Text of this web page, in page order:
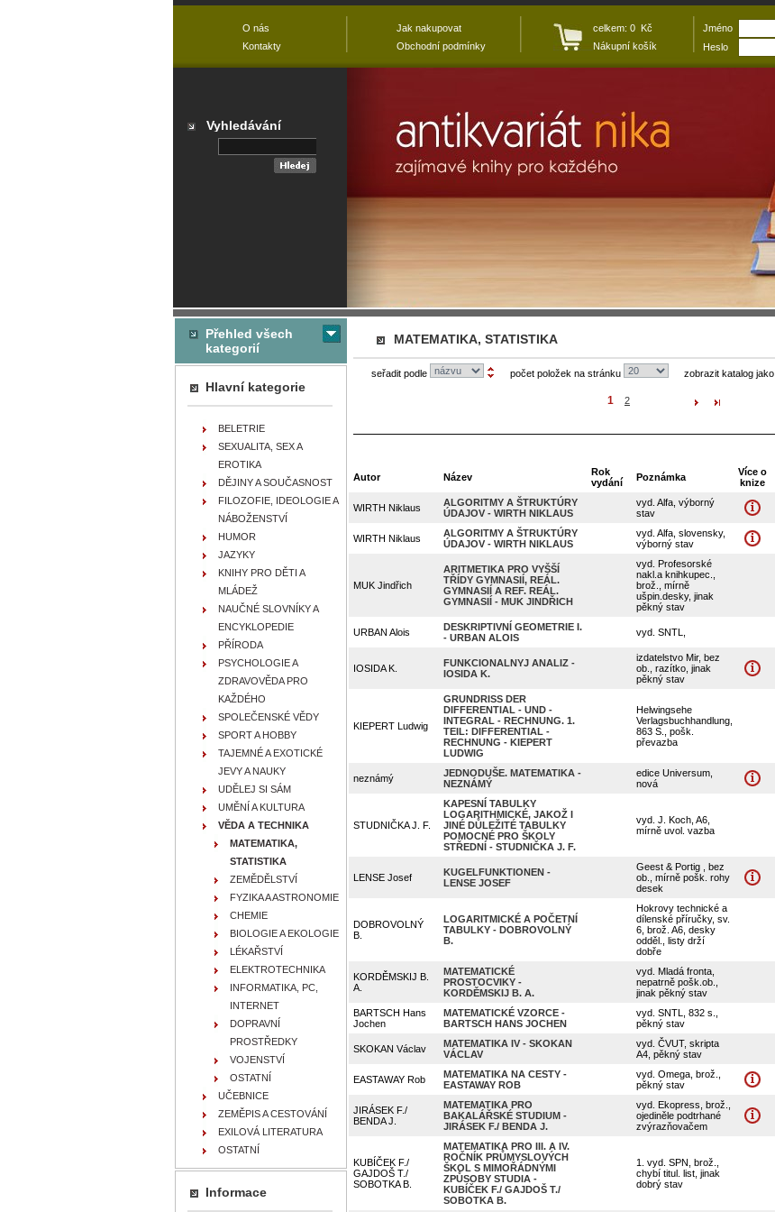
MATEMATIKA, STATISTIKA
seřadit podle počet položek na stránku zobrazit katalog jako
1 2
Autor Název
Rok
vydání
Poznámka
Více o
knize
WIRTH Niklaus
ALGORITMY A ŠTRUKTÚRY
ÚDAJOV - WIRTH NIKLAUS
vyd. Alfa, výborný
stav
WIRTH Niklaus
ALGORITMY A ŠTRUKTÚRY
ÚDAJOV - WIRTH NIKLAUS
vyd. Alfa, slovensky,
výborný stav
MUK Jindřich
ARITMETIKA PRO VYŠŠÍ
TŘÍDY GYMNASIÍ, REÁL.
GYMNASIÍ A REF. REÁL.
GYMNASIÍ - MUK JINDŘICH
vyd. Profesorské
nakl.a knihkupec.,
brož., mírně
ušpin.desky, jinak
pěkný stav
URBAN Alois
DESKRIPTIVNÍ GEOMETRIE I.
- URBAN ALOIS
vyd. SNTL,
IOSIDA K.
FUNKCIONALNYJ ANALIZ -
IOSIDA K.
izdatelstvo Mir, bez
ob., razítko, jinak
pěkný stav
KIEPERT Ludwig
GRUNDRISS DER
DIFFERENTIAL - UND -
INTEGRAL - RECHNUNG. 1.
TEIL: DIFFERENTIAL -
RECHNUNG - KIEPERT
LUDWIG
Helwingsehe
Verlagsbuchhandlung,
863 S., pošk.
převazba
neznámý
JEDNODUŠE. MATEMATIKA -
NEZNÁMÝ
edice Universum,
nová
STUDNIČKA J. F.
KAPESNÍ TABULKY
LOGARITHMICKÉ, JAKOŽ I
JINÉ DŮLEŽITÉ TABULKY
POMOCNÉ PRO ŠKOLY
STŘEDNÍ - STUDNIČKA J. F.
vyd. J. Koch, A6,
mírně uvol. vazba
LENSE Josef
KUGELFUNKTIONEN -
LENSE JOSEF
Geest & Portig , bez
ob., mírně pošk. rohy
desek
DOBROVOLNÝ
B.
LOGARITMICKÉ A POČETNÍ
TABULKY - DOBROVOLNÝ
B.
Hokrovy technické a
dílenské příručky, sv.
6, brož. A6, desky
odděl., listy drží
dobře
KORDĚMSKIJ B.
A.
MATEMATICKÉ
PROSTOCVIKY -
KORDĚMSKIJ B. A.
vyd. Mladá fronta,
nepatrně pošk.ob.,
jinak pěkný stav
BARTSCH Hans
Jochen
MATEMATICKÉ VZORCE -
BARTSCH HANS JOCHEN
vyd. SNTL, 832 s.,
pěkný stav
SKOKAN Václav
MATEMATIKA IV - SKOKAN
VÁCLAV
vyd. ČVUT, skripta
A4, pěkný stav
EASTAWAY Rob
MATEMATIKA NA CESTY -
EASTAWAY ROB
vyd. Omega, brož.,
pěkný stav
JIRÁSEK F./
BENDA J.
MATEMATIKA PRO
BAKALÁŘSKÉ STUDIUM -
JIRÁSEK F./ BENDA J.
vyd. Ekopress, brož.,
ojediněle podtrhané
zvýrazňovačem
KUBÍČEK F./
GAJDOŠ T./
SOBOTKA B.
MATEMATIKA PRO III. A IV.
ROČNÍK PRŮMYSLOVÝCH
ŠKOL S MIMOŘÁDNÝMI
ZPŮSOBY STUDIA -
KUBÍČEK F./ GAJDOŠ T./
SOBOTKA B.
1. vyd. SPN, brož.,
chybí titul. list, jinak
dobrý stav
Přehled všech
kategorií
Hlavní kategorie
BELETRIE
SEXUALITA, SEX A
EROTIKA
DĚJINY A SOUČASNOST
FILOZOFIE, IDEOLOGIE A
NÁBOŽENSTVÍ
HUMOR
JAZYKY
KNIHY PRO DĚTI A
MLÁDEŽ
NAUČNÉ SLOVNÍKY A
ENCYKLOPEDIE
PŘÍRODA
PSYCHOLOGIE A
ZDRAVOVĚDA PRO
KAŽDÉHO
SPOLEČENSKÉ VĚDY
SPORT A HOBBY
TAJEMNÉ A EXOTICKÉ
JEVY A NAUKY
UDĚLEJ SI SÁM
UMĚNÍ A KULTURA
VĚDA A TECHNIKA
MATEMATIKA,
STATISTIKA
ZEMĚDĚLSTVÍ
FYZIKA A ASTRONOMIE
CHEMIE
BIOLOGIE A EKOLOGIE
LÉKAŘSTVÍ
ELEKTROTECHNIKA
INFORMATIKA, PC,
INTERNET
DOPRAVNÍ
PROSTŘEDKY
VOJENSTVÍ
OSTATNÍ
UČEBNICE
ZEMĚPIS A CESTOVÁNÍ
EXILOVÁ LITERATURA
OSTATNÍ
Informace
O nás
Kontakty
Jak nakupovat
Obchodní podmínky
celkem: 0 Kč
Nákupní košík
Jméno
Heslo
Vyhledávání